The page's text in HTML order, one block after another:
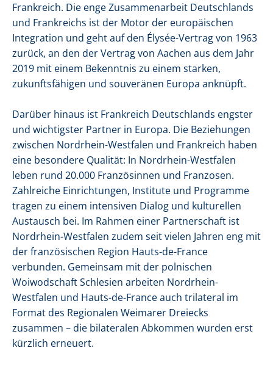
Frankreich. Die enge Zusammenarbeit Deutschlands
und Frankreichs ist der Motor der europäischen
Integration und geht auf den Élysée-Vertrag von 1963
zurück, an den der Vertrag von Aachen aus dem Jahr
2019 mit einem Bekenntnis zu einem starken,
zukunftsfähigen und souveränen Europa anknüpft.
Darüber hinaus ist Frankreich Deutschlands engster
und wichtigster Partner in Europa. Die Beziehungen
zwischen Nordrhein-Westfalen und Frankreich haben
eine besondere Qualität: In Nordrhein-Westfalen
leben rund 20.000 Französinnen und Franzosen.
Zahlreiche Einrichtungen, Institute und Programme
tragen zu einem intensiven Dialog und kulturellen
Austausch bei. Im Rahmen einer Partnerschaft ist
Nordrhein-Westfalen zudem seit vielen Jahren eng mit
der französischen Region Hauts-de-France
verbunden. Gemeinsam mit der polnischen
Woiwodschaft Schlesien arbeiten Nordrhein-
Westfalen und Hauts-de-France auch trilateral im
Format des Regionalen Weimarer Dreiecks
zusammen – die bilateralen Abkommen wurden erst
kürzlich erneuert.